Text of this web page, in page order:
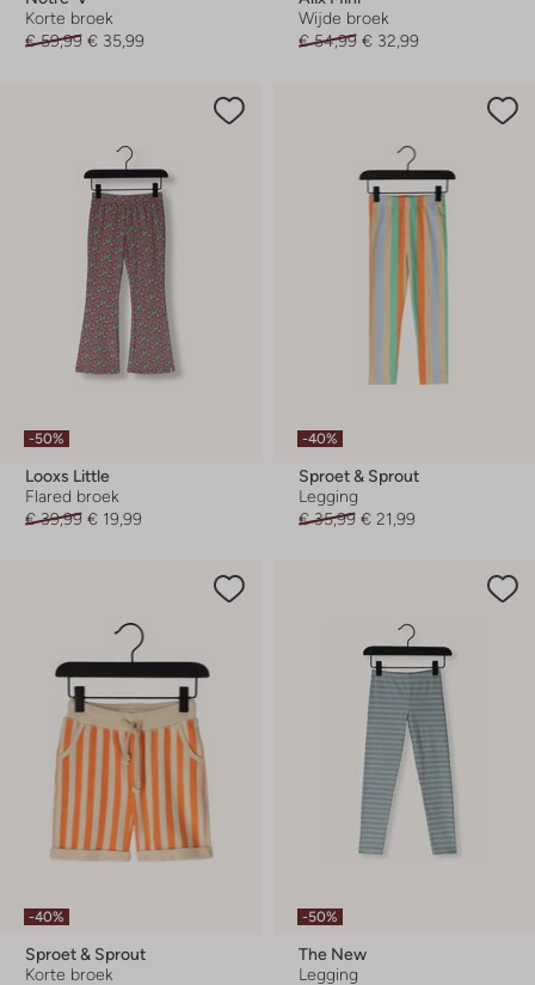
Korte broek
€ 59,99 € 35,99
Wijde broek
€ 54,99 € 32,99
-50%
Looxs Little
Flared broek
€ 39,99 € 19,99
-40%
Sproet & Sprout
Legging
€ 35,99 € 21,99
-40%
Sproet & Sprout
Korte broek
-50%
The New
Legging